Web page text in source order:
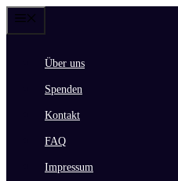
Zum
springenÜber uns
Spenden
Kontakt
FAQ
Impressum